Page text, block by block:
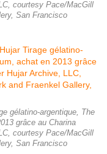
courtesy Pace/MacGill
San Francisco
gélatino-argentique, The
grâce au Charina
courtesy Pace/MacGill
San Francisco